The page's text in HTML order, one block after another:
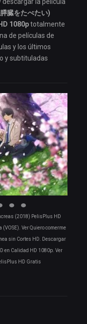
descargar la película
臓をたべたい)
1080ptotalmente
de películas de
y los últimos
y subtituladas
(2018) PelisPlus HD
Ver Quiero comerme
sin Cortes HD. Descargar
en Calidad HD 1080p. Ver
HD Gratis